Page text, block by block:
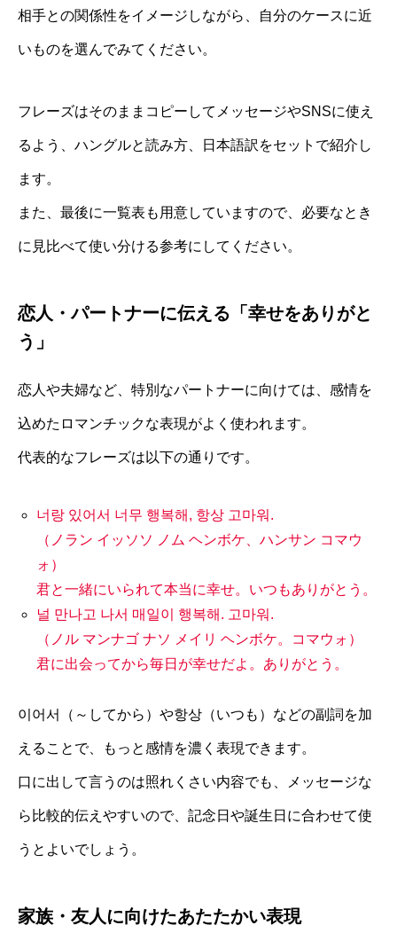
相手との関係性をイメージしながら、自分のケースに近
いものを選んでみてください。
フレーズはそのままコピーしてメッセージやSNSに使え
るよう、ハングルと読み方、日本語訳をセットで紹介し
ます。
また、最後に一覧表も用意していますので、必要なとき
に見比べて使い分ける参考にしてください。
恋人・パートナーに伝える「幸せをありがと
う」
恋人や夫婦など、特別なパートナーに向けては、感情を
込めたロマンチックな表現がよく使われます。
代表的なフレーズは以下の通りです。
너랑 있어서 너무 행복해, 항상 고마워.
（ノラン イッソソ ノム ヘンボケ、ハンサン コマウ
ォ）
君と一緒にいられて本当に幸せ。いつもありがとう。
널 만나고 나서 매일이 행복해. 고마워.
（ノル マンナゴ ナソ メイリ ヘンボケ。コマウォ）
君に出会ってから毎日が幸せだよ。ありがとう。
이어서（～してから）や항상（いつも）などの副詞を加
えることで、もっと感情を濃く表現できます。
口に出して言うのは照れくさい内容でも、メッセージな
ら比較的伝えやすいので、記念日や誕生日に合わせて使
うとよいでしょう。
家族・友人に向けたあたたかい表現